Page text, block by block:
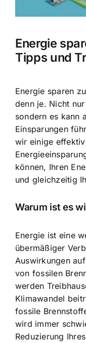
Energie
Tipps und
Energie sparen
denn je. Nicht
sondern es kann
Einsparungen
wir einige
können, Ihren
und gleichzeitig
Warum ist es
Energie ist eine
übermäßiger
Auswirkungen
von fossilen
werden
Klimawandel
fossile
wird immer
Reduzierung